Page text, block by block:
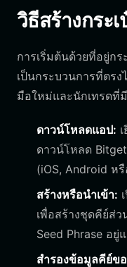
วิธีสร้างกระ
การเริ่มต้นด้วยที่อยู่กร
เป็นกระบวนการที่ตร
มือใหม่และนักเทรดที่
ดาวน์โหลดแอป:
ดาวน์โหลด
(iOS, Android ห
สร้างหรือนำเข้า:
เพื่อสร้างชุดคีย์ส่
Seed Phrase อยู่
สำรองข้อมูลคีย์ข